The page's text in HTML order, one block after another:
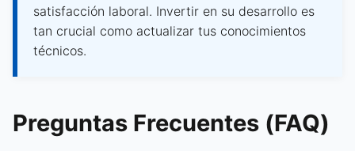
satisfacción laboral. Invertir en su desarrollo es
tan crucial como actualizar tus conocimientos
técnicos.
Preguntas Frecuentes (FAQ)